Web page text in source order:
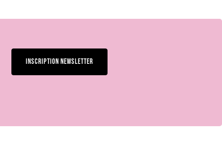
INSCRIPTION NEWSLETTER